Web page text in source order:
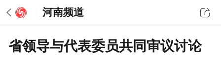
河南频道
省领导与代表委员共同审议讨论